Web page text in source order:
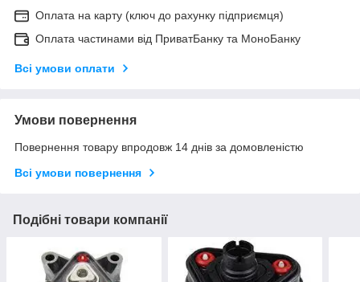
Оплата на карту (ключ до рахунку підприємця)
Оплата частинами від ПриватБанку та МоноБанку
Всі умови оплати
Умови повернення
Повернення товару впродовж 14 днів за домовленістю
Всі умови повернення
Подібні товари компанії